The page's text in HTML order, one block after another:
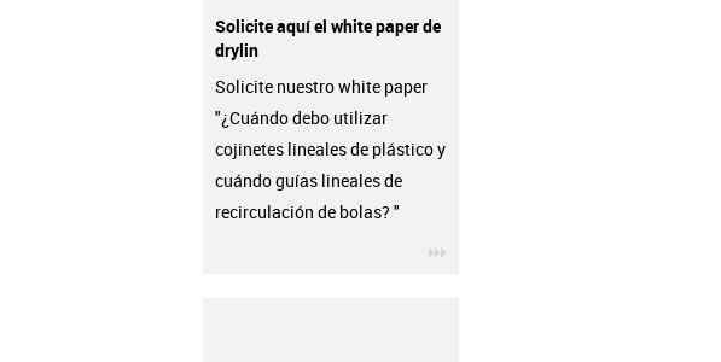
Solicite aquí el white paper de
drylin
Solicite nuestro white paper
"¿Cuándo debo utilizar
cojinetes lineales de plástico y
cuándo guías lineales de
recirculación de bolas? "